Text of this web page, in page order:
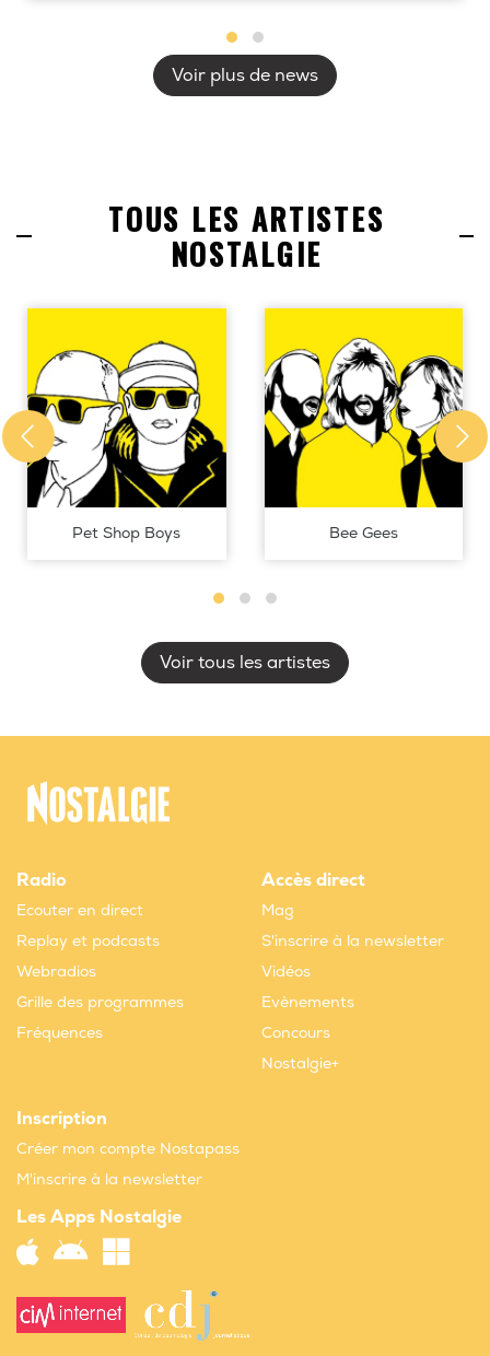
Voir plus de news
TOUS LES ARTISTES
NOSTALGIE
Pet Shop Boys Bee Gees
Voir tous les artistes
Radio
Ecouter en direct
Replay et podcasts
Webradios
Grille des programmes
Fréquences
Accès direct
Mag
S'inscrire à la newsletter
Vidéos
Evènements
Concours
Nostalgie+
Inscription
Créer mon compte Nostapass
M'inscrire à la newsletter
Les Apps Nostalgie